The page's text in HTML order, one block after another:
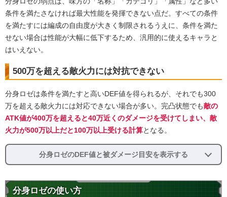
条件を満たさなければ最大性能を発揮できない点だ。すべての条件
を満たすには編成の自由度が大きく制限されるうえに、条件を満た
せない場合は性能が大幅に低下するため、汎用的に使えるキャラと
はいえない。
500万を超える敵火力には対抗できない
分身ロゼは条件を満たすと高いDEF値を得られるが、それでも300
万を超える敵火力には対応できない場合が多い。完凸状態でも敵の
ATK値が400万を超えると40万近くのダメージを受けてしまい、敵
火力が500万以上だと100万以上受ける計算となる。
分身ロゼのDEF値と被ダメージ目安を表示する
分身ロゼの使い方